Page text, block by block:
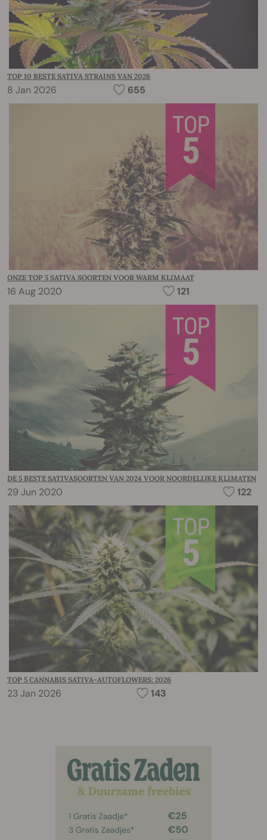
TOP 10 BESTE SATIVA STRAINS VAN 2026
8 Jan 2026 655
ONZE TOP 5 SATIVA SOORTEN VOOR WARM KLIMAAT
16 Aug 2020 121
DE 5 BESTE SATIVASOORTEN VAN 2024 VOOR NOORDELIJKE KLIMATEN
29 Jun 2020 122
TOP 5 CANNABIS SATIVA-AUTOFLOWERS: 2026
23 Jan 2026 143